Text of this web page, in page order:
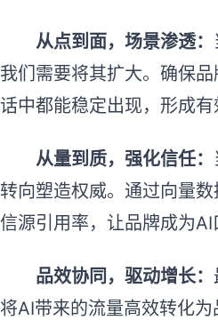
从点到面，场景渗透：
我们需要将其扩大。确保
话中都能稳定出现，形成有
从量到质，强化信任：
转向塑造权威。通过向量
信源引用率，让品牌成为AI
品效协同，驱动增长：
将AI带来的流量高效转化